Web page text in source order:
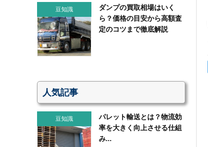
豆知識
ダンプの買取相場はいく
ら？価格の目安から高額査
定のコツまで徹底解説
人気記事
豆知識
パレット輸送とは？物流効
率を大きく向上させる仕組
み...